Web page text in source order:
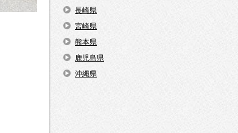
長崎県
宮崎県
熊本県
鹿児島県
沖縄県